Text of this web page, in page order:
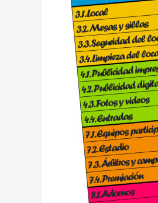
BreakingDown®:
La
Curva